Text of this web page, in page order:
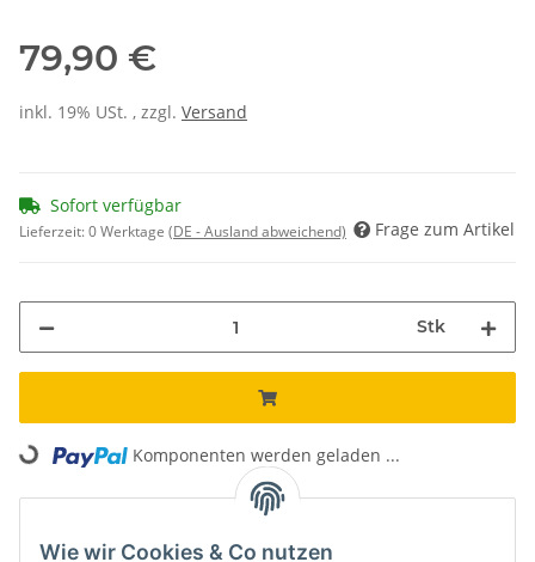
79,90 €
inkl. 19% USt. , zzgl. Versand
Sofort verfügbar
Lieferzeit:0 Werktage (DE - Ausland abweichend) Frage zum Artikel
Stk
Loading... Komponenten werden geladen ...
Wie wir Cookies & Co nutzen